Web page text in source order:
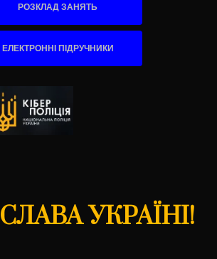
РОЗКЛАД ЗАНЯТЬ
ЕЛЕКТРОННІ ПІДРУЧНИКИ
СЛАВА УКРАЇНІ!